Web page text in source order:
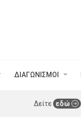
ΔΙΑΓΩΝΙΣΜΟΙ
Δείτε εδώ